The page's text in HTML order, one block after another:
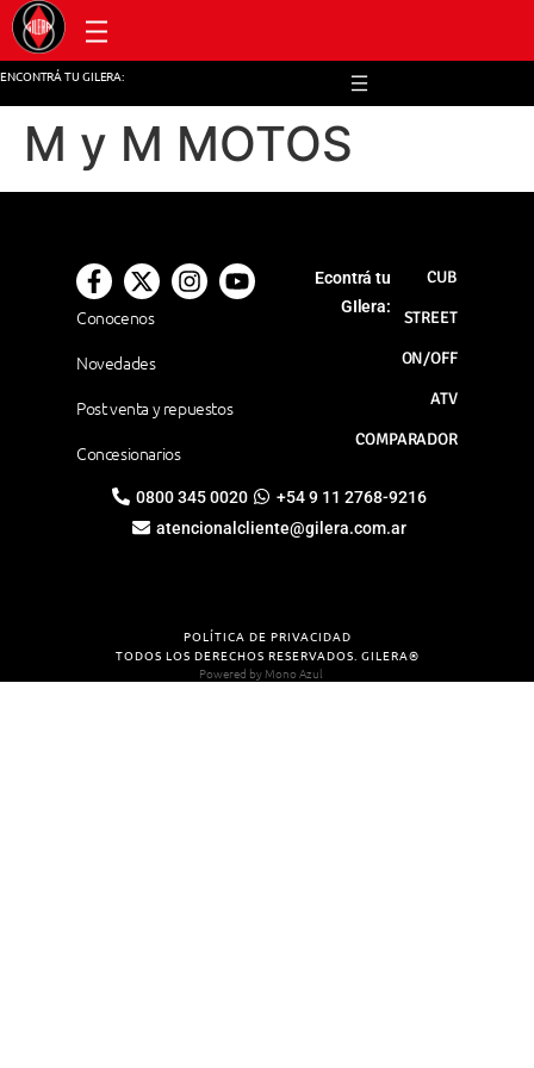
ENCONTRÁ TU GILERA:
M y M MOTOS
Conocenos
Novedades
Post venta y repuestos
Concesionarios
Econtrá tu
GIlera:
CUB
STREET
ON/OFF
ATV
COMPARADOR
0800 345 0020
+54 9 11 2768-9216
atencionalcliente@gilera.com.ar
POLÍTICA DE PRIVACIDAD
TODOS LOS DERECHOS RESERVADOS. GILERA®
Powered by Mono Azul